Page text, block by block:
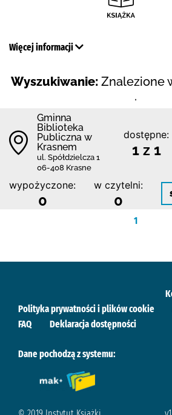
Więcej informacji
Wyszukiwanie: Znalezione
.
Gminna
Biblioteka
Publiczna w
Krasnem
ul. Spółdzielcza 1
06-408 Krasne
dostępne:
1 z 1
wypożyczone:
0
w czytelni:
0
1
Polityka prywatności i plików cookie
FAQ
Deklaracja dostępności
Dane pochodzą z systemu: